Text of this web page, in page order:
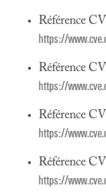
Référence
https://
Référence
https://
Référence
https://
Référence
https://